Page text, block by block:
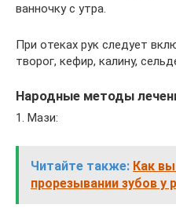
ванночку с утра.
При отеках рук следует
творог, кефир, калину,
Народные методы
1. Мази:
Читайте также: Как
прорезывании зубов у